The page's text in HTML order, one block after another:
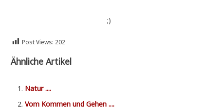
;)
Post Views: 202
Ähnliche Artikel
Natur ....
Vom Kom­men und Gehen ....